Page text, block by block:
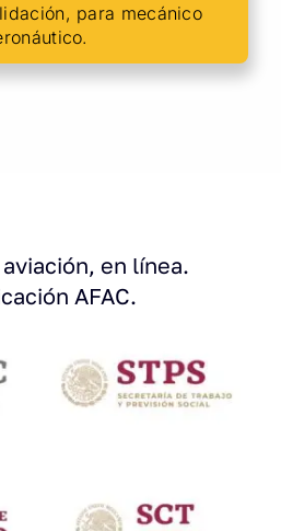
para mecánico
en línea.
AFAC.